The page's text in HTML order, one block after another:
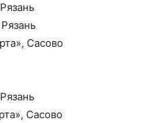
Сасово
Сасово